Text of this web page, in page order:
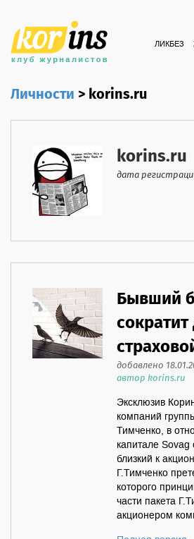
ЛИКБЕЗ
Личности>korins.ru
korins.ru
дата
Бывший
добавлено
автор korins.ru
Эксклюзив
компаний
Тимченко, в
капитале
близкий к
Г.Тимченко
которого
части пакета
акционером